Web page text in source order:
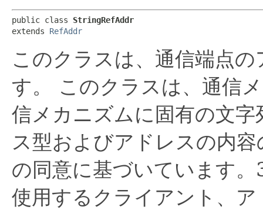
public class StringRefAddr
extends RefAddr
このクラスは、通信端点
す。
このクラスは、通信
信メカニズムに固有の文
ス型およびアドレスの内
の同意に基づいています
使用するクライアント、